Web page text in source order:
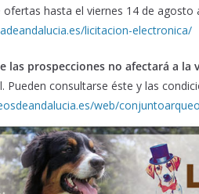
hasta el viernes 14 de agosto
licitacion-electronica/
las prospecciones no afectará a la
Pueden consultarse éste y las
web/